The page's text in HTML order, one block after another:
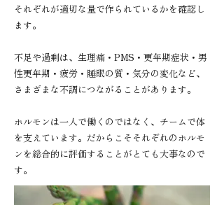
それぞれが適切な量で作られているかを確認し
ます。
不足や過剰は、生理痛・PMS・更年期症状・男
性更年期・疲労・睡眠の質・気分の変化など、
さまざまな不調につながることがあります。
ホルモンは一人で働くのではなく、チームで体
を支えています。だからこそそれぞれのホルモ
ンを総合的に評価することがとても大事なので
す。